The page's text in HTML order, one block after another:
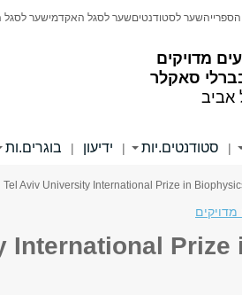
מדויקים
סאקלר
אביב
שער לסטודנטיםשער לסגל האקדמישער לסגל
| סטודנטים.יות | ידיעון | בוגרים.ות
International